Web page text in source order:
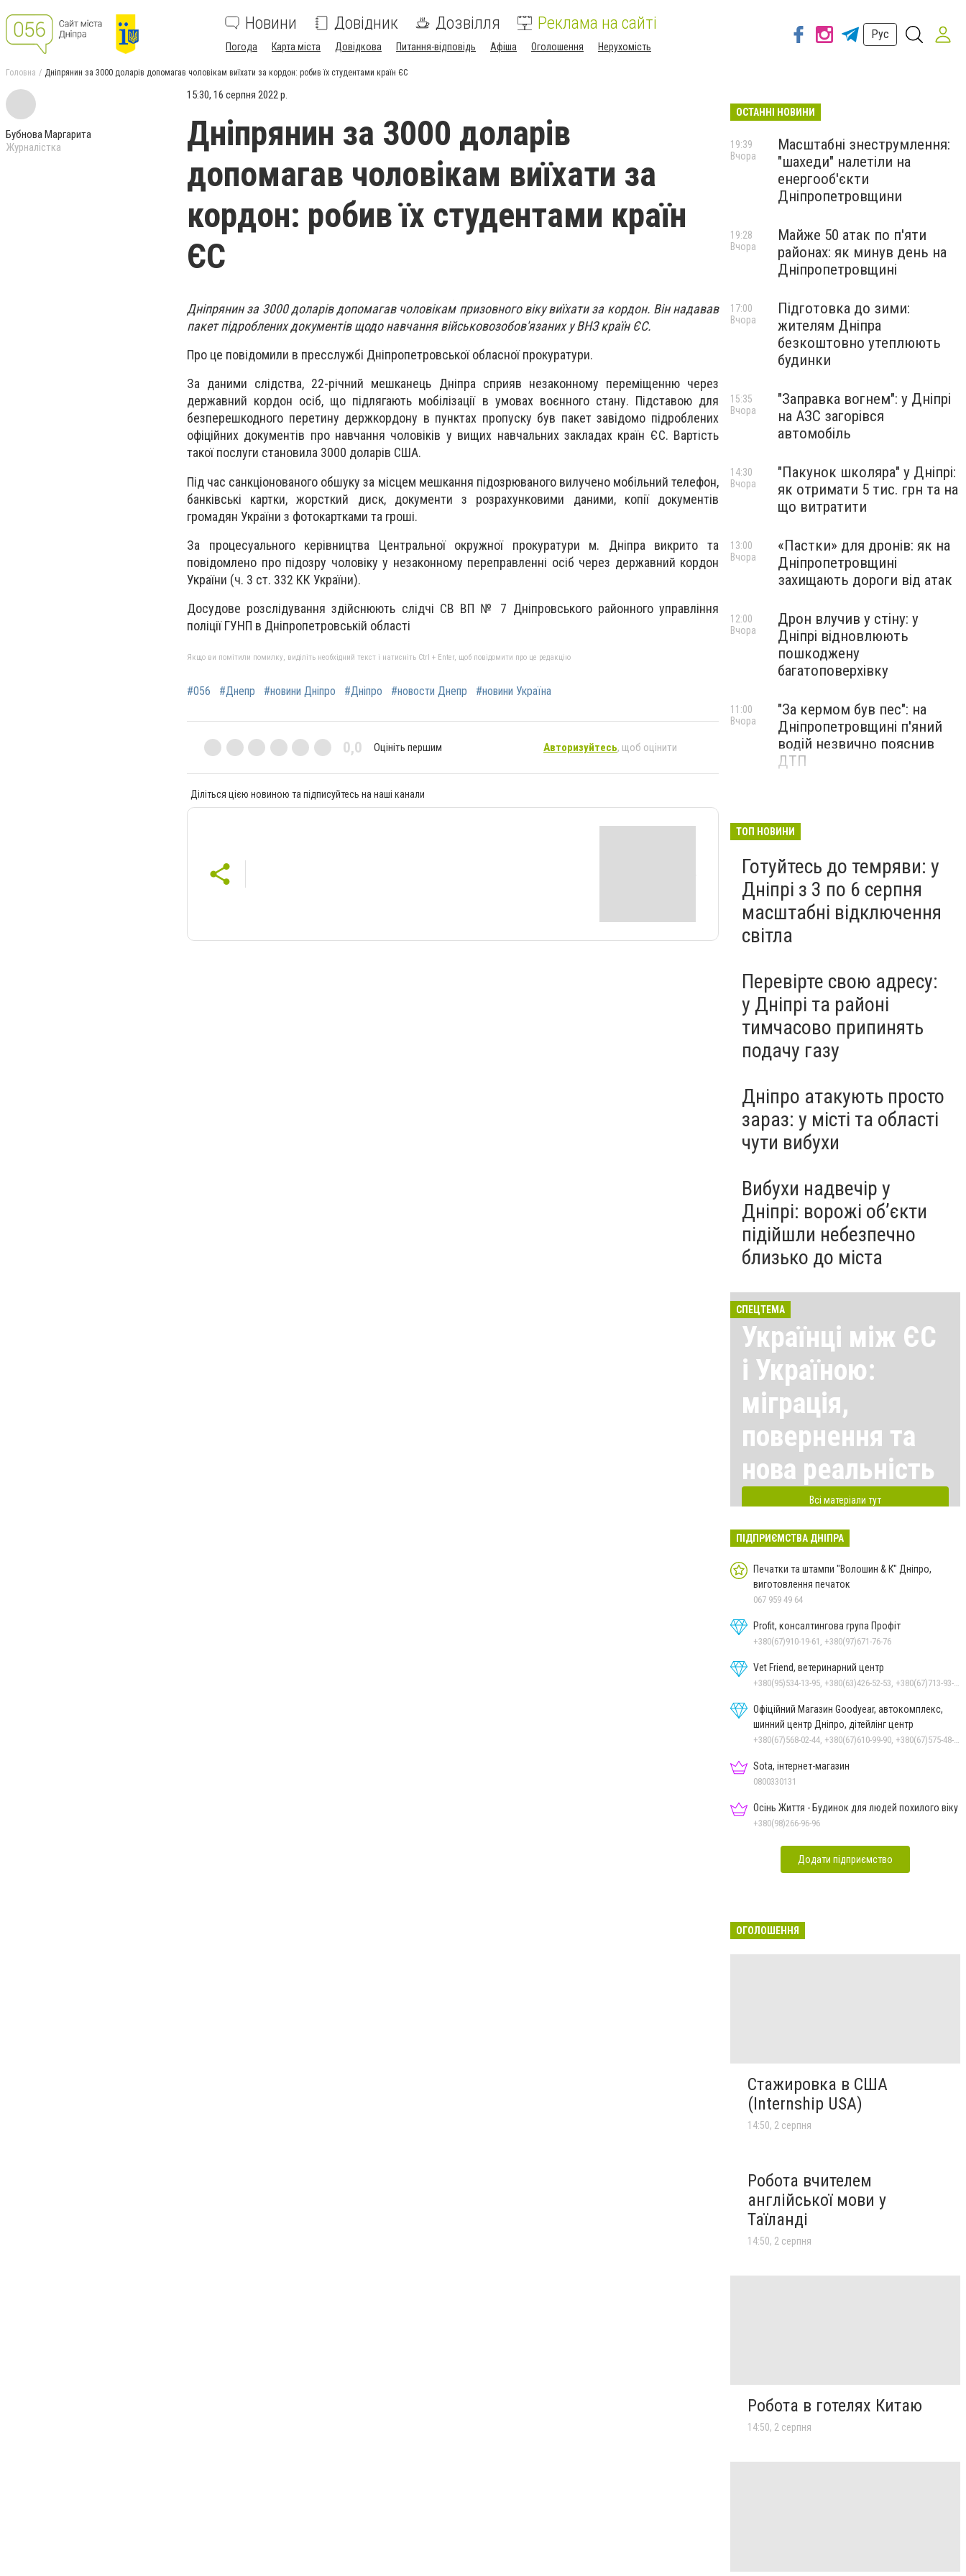
Новини Довідник Дозвілля Реклама на сайті
Погода Карта міста Довідкова Питання-відповідь Афіша Оголошення Нерухомість
Рус
Головна Дніпрянин за 3000 доларів допомагав чоловікам виїхати за кордон: робив їх студентами країн ЄС
Бубнова Маргарита
Журналістка
15:30, 16 серпня 2022 р.
Дніпрянин за 3000 доларів
допомагав чоловікам виїхати за
кордон: робив їх студентами країн
ЄС
Дніпрянин за 3000 доларів допомагав чоловікам призовного віку виїхати за кордон. Він надавав
пакет підроблених документів щодо навчання військовозобов'язаних у ВНЗ країн ЄС.
Про це повідомили в пресслужбі Дніпропетровської обласної прокуратури.
За даними слідства, 22-річний мешканець Дніпра сприяв незаконному переміщенню через
державний кордон осіб, що підлягають мобілізації в умовах воєнного стану. Підставою для
безперешкодного перетину держкордону в пунктах пропуску був пакет завідомо підроблених
офіційних документів про навчання чоловіків у вищих навчальних закладах країн ЄС. Вартість
такої послуги становила 3000 доларів США.
Під час санкціонованого обшуку за місцем мешкання підозрюваного вилучено мобільний телефон,
банківські картки, жорсткий диск, документи з розрахунковими даними, копії документів
громадян України з фотокартками та гроші.
За процесуального керівництва Центральної окружної прокуратури м. Дніпра викрито та
повідомлено про підозру чоловіку у незаконному переправленні осіб через державний кордон
України (ч. 3 ст. 332 КК України).
Досудове розслідування здійснюють слідчі СВ ВП № 7 Дніпровського районного управління
поліції ГУНП в Дніпропетровській області
Якщо ви помітили помилку, виділіть необхідний текст і натисніть Ctrl + Enter, щоб повідомити про це редакцію
#056 #Днепр #новини Дніпро #Дніпро #новости Днепр #новини Україна
0,0 Оцініть першим Авторизуйтесь, щоб оцінити
Діліться цією новиною та підписуйтесь на наші канали
ОСТАННІ НОВИНИ
Масштабні знеструмлення:
"шахеди" налетіли на
енергооб'єкти
Дніпропетровщини
19:39
Вчора
Майже 50 атак по п'яти
районах: як минув день на
Дніпропетровщині
19:28
Вчора
Підготовка до зими:
жителям Дніпра
безкоштовно утеплюють
будинки
17:00
Вчора
"Заправка вогнем": у Дніпрі
на АЗС загорівся
автомобіль
15:35
Вчора
"Пакунок школяра" у Дніпрі:
як отримати 5 тис. грн та на
що витратити
14:30
Вчора
«Пастки» для дронів: як на
Дніпропетровщині
захищають дороги від атак
13:00
Вчора
Дрон влучив у стіну: у
Дніпрі відновлюють
пошкоджену
багатоповерхівку
12:00
Вчора
"За кермом був пес": на
Дніпропетровщині п'яний
водій незвично пояснив
ДТП
11:00
Вчора
ТОП НОВИНИ
Готуйтесь до темряви: у
Дніпрі з 3 по 6 серпня
масштабні відключення
світла
Перевірте свою адресу:
у Дніпрі та районі
тимчасово припинять
подачу газу
Дніпро атакують просто
зараз: у місті та області
чути вибухи
Вибухи надвечір у
Дніпрі: ворожі об’єкти
підійшли небезпечно
близько до міста
СПЕЦТЕМА
Українці між ЄС
і Україною:
міграція,
повернення та
нова реальність
Всі матеріали тут
ПІДПРИЄМСТВА ДНІПРА
Печатки та штампи "Волошин & К" Дніпро,
виготовлення печаток
067 959 49 64
Profit, консалтингова група Профіт
+380(67)910-19-61, +380(97)671-76-76
Vet Friend, ветеринарний центр
Офіційний Магазин Goodyear, автокомплекс,
шинний центр Дніпро, дітейлінг центр
Sota, інтернет-магазин
0800330131
Осінь Життя - Будинок для людей похилого віку
+380(98)266-96-96
Додати підприємство
ОГОЛОШЕННЯ
Стажировка в США
(Internship USA)
14:50, 2 серпня
Робота вчителем
англійської мови у
Таїланді
14:50, 2 серпня
Робота в готелях Китаю
14:50, 2 серпня